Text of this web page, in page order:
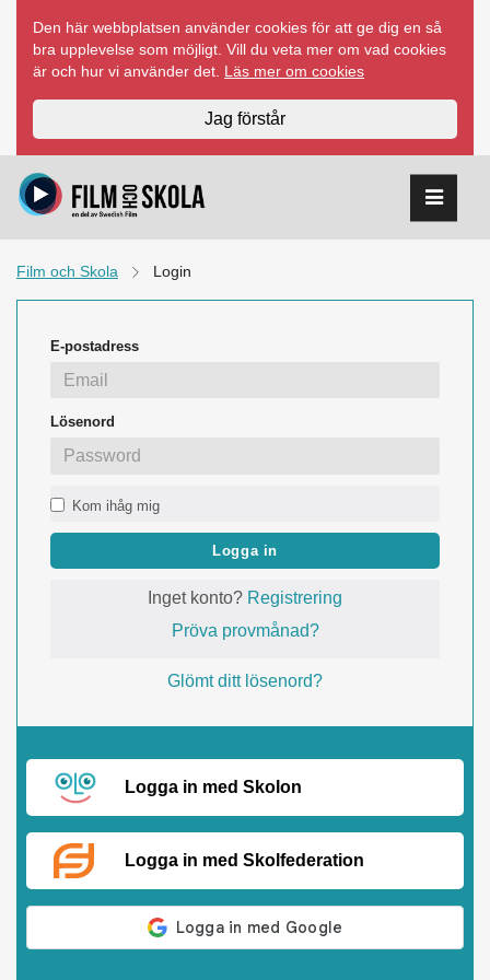
innehåll
Den här webbplatsen använder cookies för att ge dig en så
bra upplevelse som möjligt. Vill du veta mer om vad cookies
är och hur vi använder det. Läs mer om cookies
Jag förstår
Film och Skola Login
E-postadress
Lösenord
Kom ihåg mig
Logga in
Inget konto? Registrering
Pröva provmånad?
Glömt ditt lösenord?
Logga in med Skolon
Logga in med Skolfederation